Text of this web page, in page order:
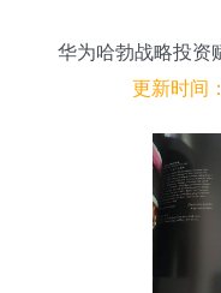
华为哈勃战略投资
更新时间